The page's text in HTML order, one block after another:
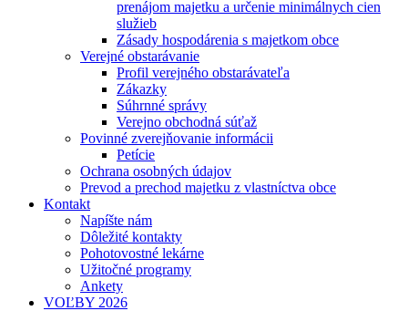
prenájom majetku a určenie minimálnych cien
služieb
Zásady hospodárenia s majetkom obce
Verejné obstarávanie
Profil verejného obstarávateľa
Zákazky
Súhrnné správy
Verejno obchodná súťaž
Povinné zverejňovanie informácii
Petície
Ochrana osobných údajov
Prevod a prechod majetku z vlastníctva obce
Kontakt
Napíšte nám
Dôležité kontakty
Pohotovostné lekárne
Užitočné programy
Ankety
VOĽBY 2026